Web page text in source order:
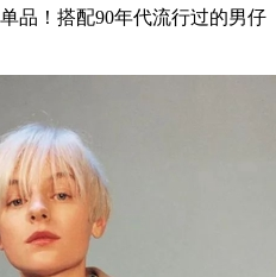
！搭配90年代流行过的男仔